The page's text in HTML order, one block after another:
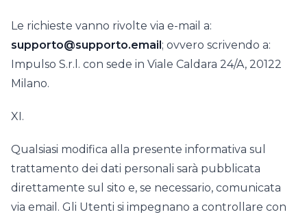
Le richieste vanno rivolte via e-mail a:
supporto@supporto.email; ovvero scrivendo a:
Impulso S.r.l. con sede in Viale Caldara 24/A, 20122
Milano.
XI.
Qualsiasi modifica alla presente informativa sul
trattamento dei dati personali sarà pubblicata
direttamente sul sito e, se necessario, comunicata
via email. Gli Utenti si impegnano a controllare con